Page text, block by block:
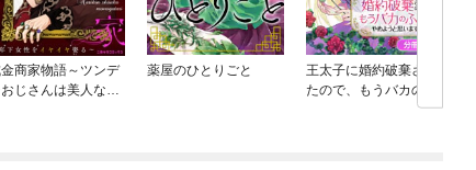
商家物語～ツンデ
じさんは美人な年
薬屋のひとりごと
王太子に婚約破棄され
たので、もうバカのふ
りはやめようと思いま